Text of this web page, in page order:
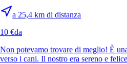
a 25,4 km di distanza
10 €da
Non potevamo trovare di meglio! È
verso i cani. Il nostro era sereno e